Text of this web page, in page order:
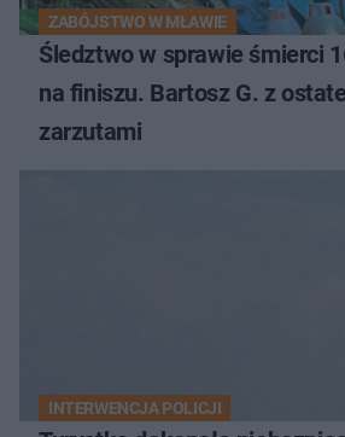
ZABÓJSTWO W MŁAWIE
Śledztwo w sprawie śmierci
na finiszu. Bartosz G. z
zarzutami
INTERWENCJA POLICJI